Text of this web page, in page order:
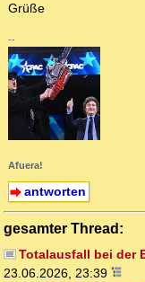
Grüße
--
Afuera!
antworten
gesamter Thread:
Totalausfall bei der
23.06.2026, 23:39